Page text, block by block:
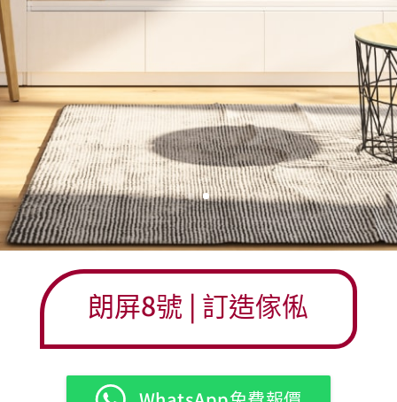
朗屏8號 | 訂造傢俬